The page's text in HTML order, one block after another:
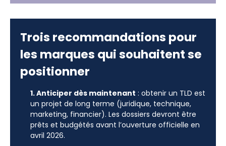
Trois recommandations pour
les marques qui souhaitent se
positionner
1. Anticiper dès maintenant : obtenir un TLD est
un projet de long terme (juridique, technique,
marketing, financier). Les dossiers devront être
prêts et budgétés avant l’ouverture officielle en
avril 2026.